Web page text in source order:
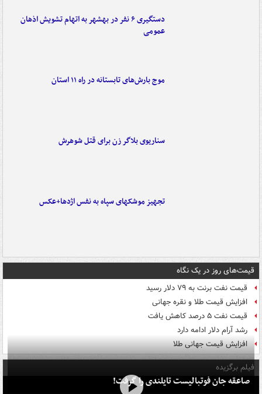
دستگیری ۶ نفر در بهشهر به اتهام تشویش اذهان
عمومی
موج بارش‌های تابستانه در راه ۱۱ استان
سناریوی بلاگر زن برای قتل شوهرش
تجهیز موشکهای سپاه به نفس اژدها+عکس
قیمت‌های روز در یک نگاه
قیمت نفت برنت به ۷۹ دلار رسید
افزایش قیمت طلا و نقره جهانی
قیمت نفت ۵ درصد کاهش یافت
رشد آرام دلار ادامه دارد
افزایش قیمت جهانی طلا
فیلم برگزیده
صاعقه جان فوتبالیست تایلندی را گرفت!